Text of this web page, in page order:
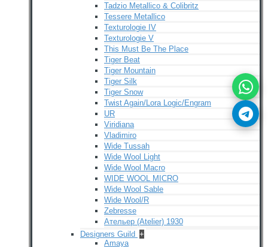
Tadzio Metallico & Colibritz
Tessere Metallico
Texturologie IV
Texturologie V
This Must Be The Place
Tiger Beat
Tiger Mountain
Tiger Silk
Tiger Snow
Twist Again/Lora Logic/Engram
UR
Viridiana
Vladimiro
Wide Tussah
Wide Wool Light
Wide Wool Macro
WIDE WOOL MICRO
Wide Wool Sable
Wide Wool/R
Zebresse
Ательер (Atelier) 1930
Designers Guild +
Amaya